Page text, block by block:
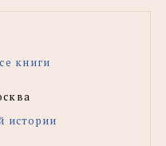
книги
истории